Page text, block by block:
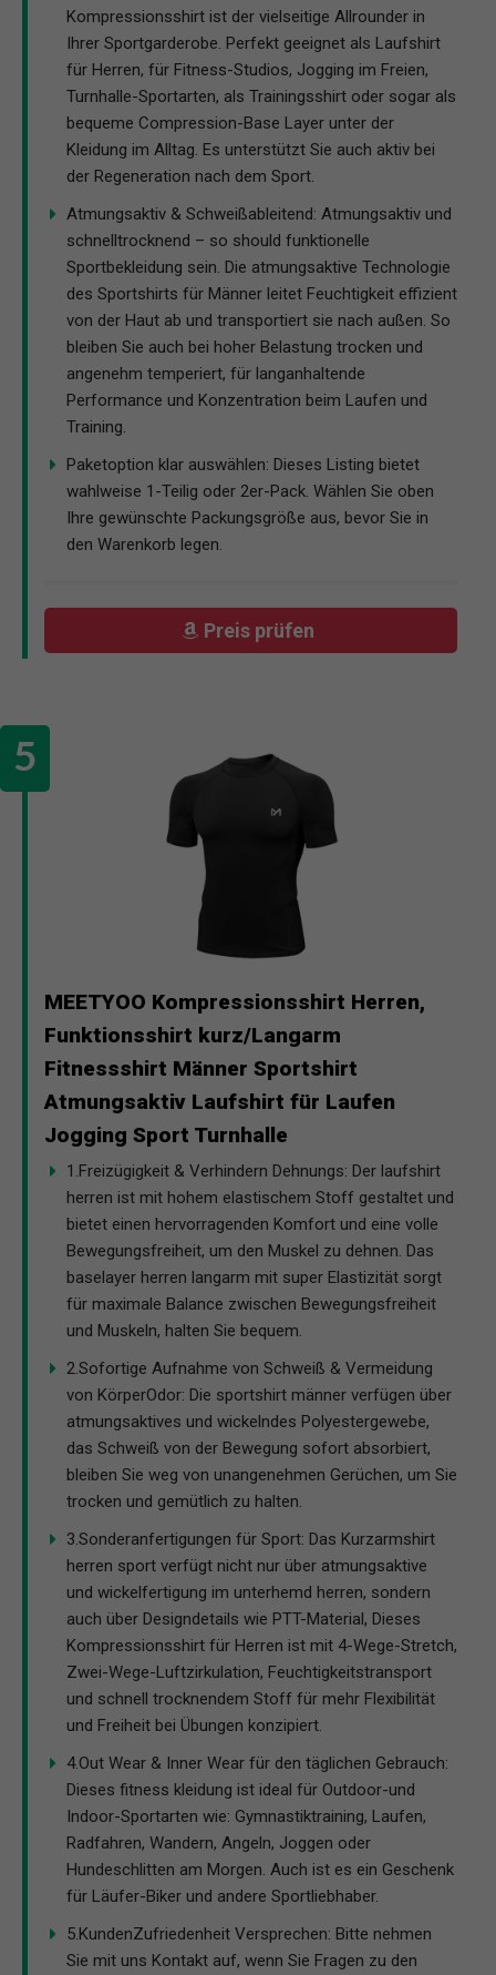
Kompressionsshirt ist der vielseitige Allrounder in
Ihrer Sportgarderobe. Perfekt geeignet als Laufshirt
für Herren, für Fitness-Studios, Jogging im Freien,
Turnhalle-Sportarten, als Trainingsshirt oder sogar als
bequeme Compression-Base Layer unter der
Kleidung im Alltag. Es unterstützt Sie auch aktiv bei
der Regeneration nach dem Sport.
Atmungsaktiv & Schweißableitend: Atmungsaktiv und
schnelltrocknend – so should funktionelle
Sportbekleidung sein. Die atmungsaktive Technologie
des Sportshirts für Männer leitet Feuchtigkeit effizient
von der Haut ab und transportiert sie nach außen. So
bleiben Sie auch bei hoher Belastung trocken und
angenehm temperiert, für langanhaltende
Performance und Konzentration beim Laufen und
Training.
Paketoption klar auswählen: Dieses Listing bietet
wahlweise 1-Teilig oder 2er-Pack. Wählen Sie oben
Ihre gewünschte Packungsgröße aus, bevor Sie in
den Warenkorb legen.
Preis prüfen
MEETYOO Kompressionsshirt Herren,
Funktionsshirt kurz/Langarm
Fitnessshirt Männer Sportshirt
Atmungsaktiv Laufshirt für Laufen
Jogging Sport Turnhalle
1.Freizügigkeit & Verhindern Dehnungs: Der laufshirt
herren ist mit hohem elastischem Stoff gestaltet und
bietet einen hervorragenden Komfort und eine volle
Bewegungsfreiheit, um den Muskel zu dehnen. Das
baselayer herren langarm mit super Elastizität sorgt
für maximale Balance zwischen Bewegungsfreiheit
und Muskeln, halten Sie bequem.
2.Sofortige Aufnahme von Schweiß & Vermeidung
von KörperOdor: Die sportshirt männer verfügen über
atmungsaktives und wickelndes Polyestergewebe,
das Schweiß von der Bewegung sofort absorbiert,
bleiben Sie weg von unangenehmen Gerüchen, um Sie
trocken und gemütlich zu halten.
3.Sonderanfertigungen für Sport: Das Kurzarmshirt
herren sport verfügt nicht nur über atmungsaktive
und wickelfertigung im unterhemd herren, sondern
auch über Designdetails wie PTT-Material, Dieses
Kompressionsshirt für Herren ist mit 4-Wege-Stretch,
Zwei-Wege-Luftzirkulation, Feuchtigkeitstransport
und schnell trocknendem Stoff für mehr Flexibilität
und Freiheit bei Übungen konzipiert.
4.Out Wear & Inner Wear für den täglichen Gebrauch:
Dieses fitness kleidung ist ideal für Outdoor-und
Indoor-Sportarten wie: Gymnastiktraining, Laufen,
Radfahren, Wandern, Angeln, Joggen oder
Hundeschlitten am Morgen. Auch ist es ein Geschenk
für Läufer-Biker und andere Sportliebhaber.
5.KundenZufriedenheit Versprechen: Bitte nehmen
Sie mit uns Kontakt auf, wenn Sie Fragen zu den